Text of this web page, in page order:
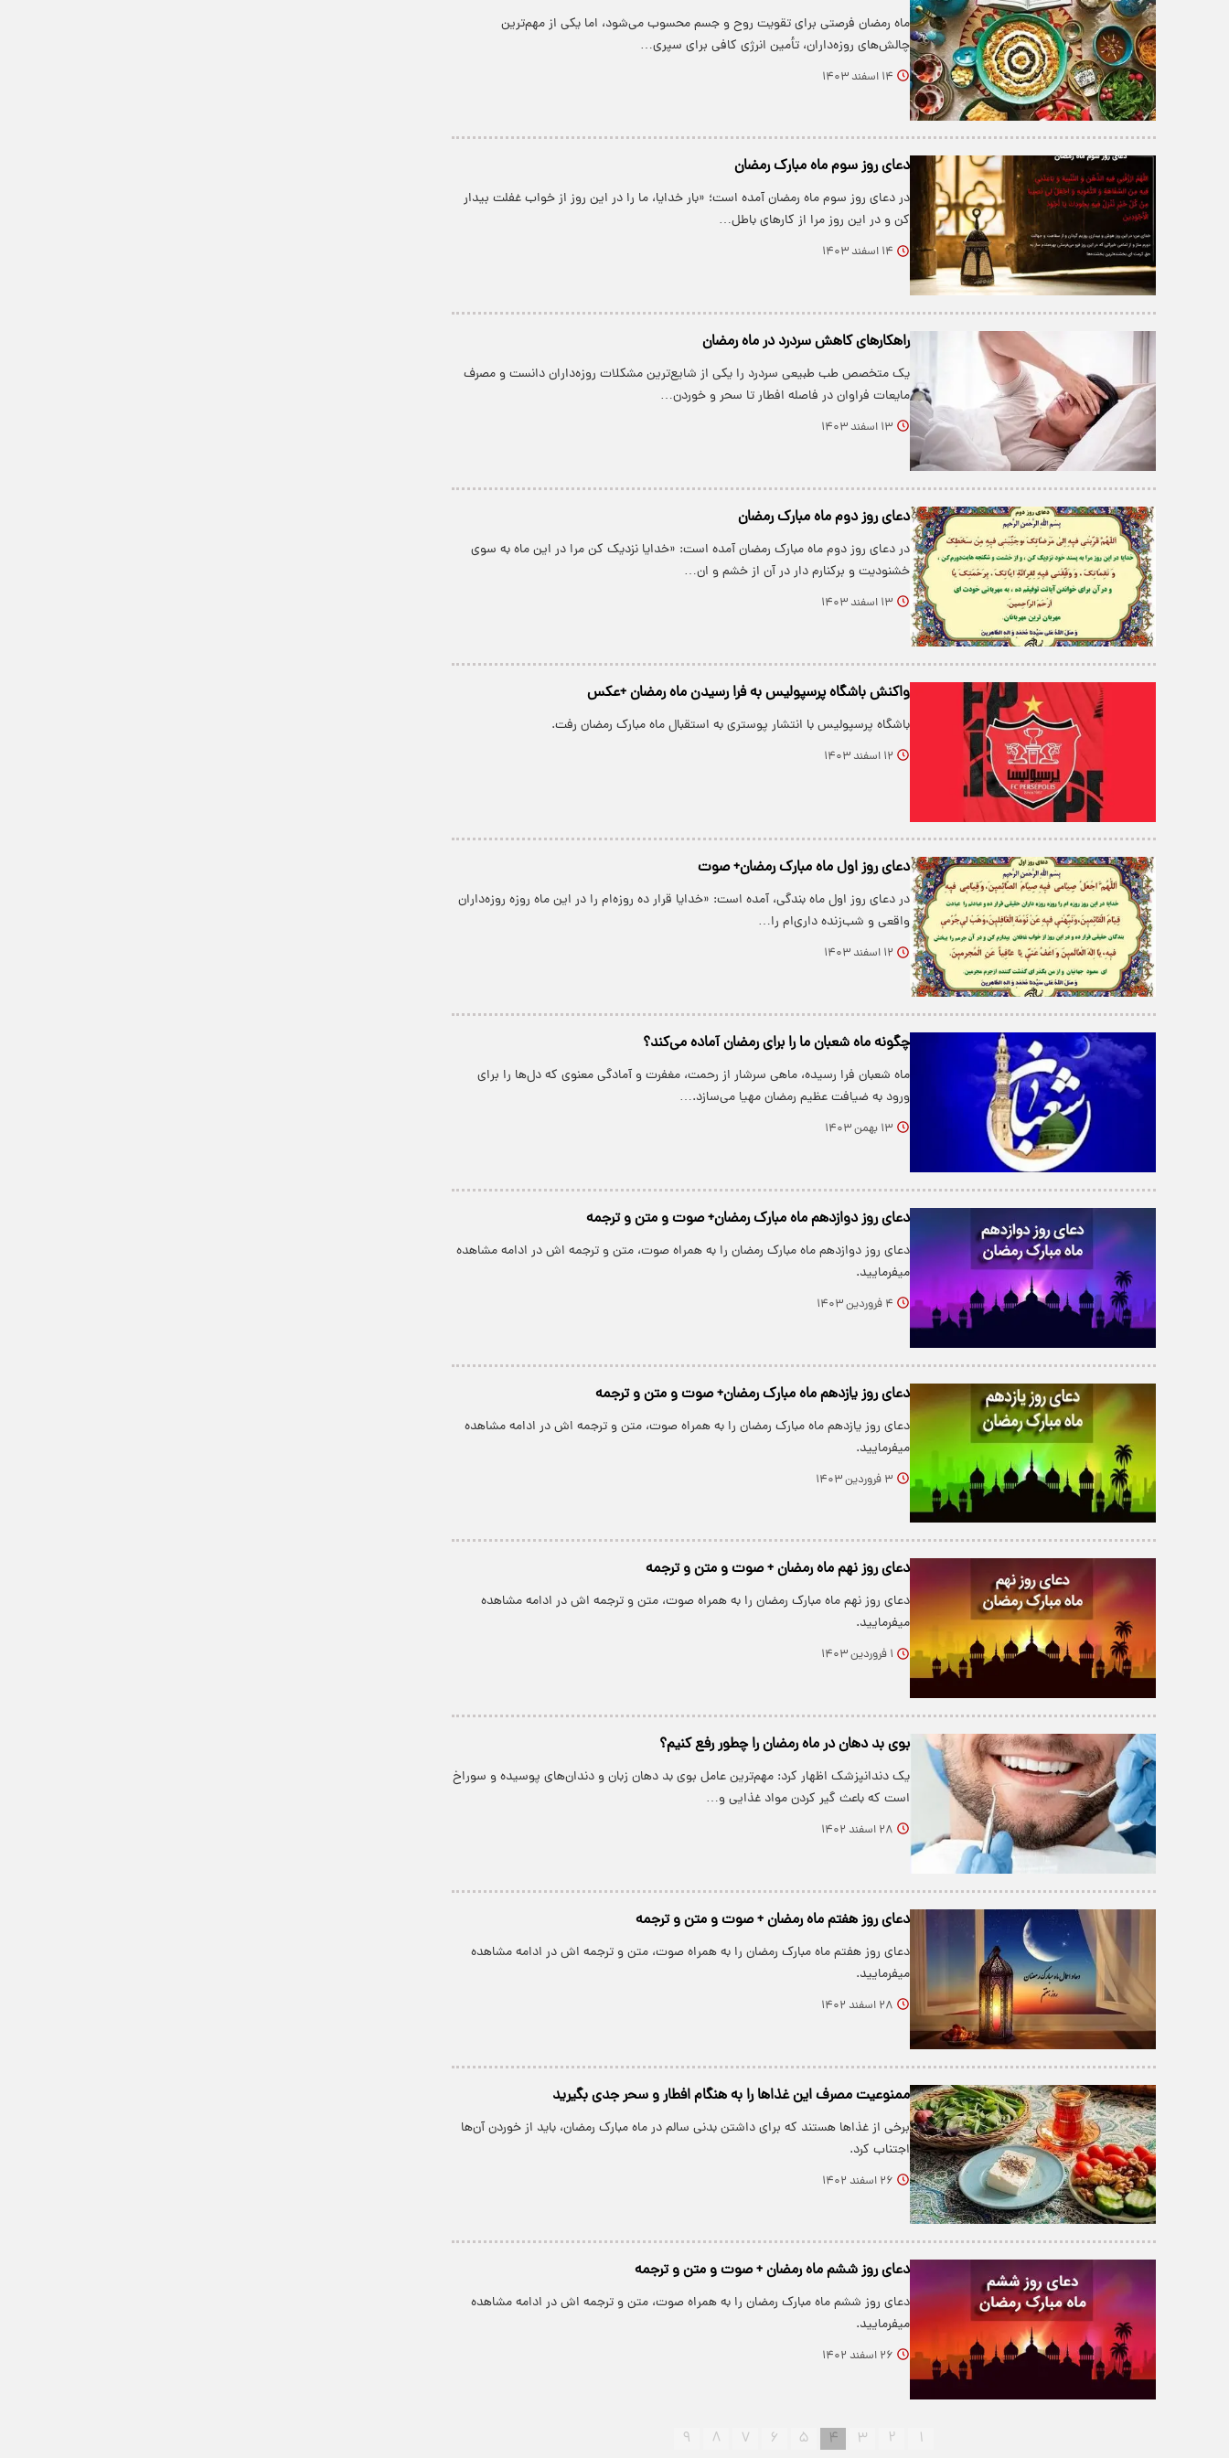
ماه رمضان فرصتی برای تقویت روح و جسم محسوب می‌شود، اما یکی از مهم‌ترین
چالش‌های روزه‌داران، تأمین انرژی کافی برای سپری…
۱۴ اسفند ۱۴۰۳
دعای روز سوم ماه مبارک رمضان
در دعای روز سوم ماه رمضان آمده است؛ «بار خدایا، ما را در این روز از خواب غفلت بیدار
کن و در این روز مرا از کارهای باطل…
۱۴ اسفند ۱۴۰۳
راهکارهای کاهش سردرد در ماه رمضان
یک متخصص طب طبیعی سردرد را یکی از شایع‌ترین مشکلات روزه‌داران دانست و مصرف
مایعات فراوان در فاصله افطار تا سحر و خوردن…
۱۳ اسفند ۱۴۰۳
دعای روز دوم ماه مبارک رمضان
در دعای روز دوم ماه مبارک رمضان آمده است: «خدایا نزدیک کن مرا در این ماه به سوی
خشنودیت و برکنارم دار در آن از خشم و ان…
۱۳ اسفند ۱۴۰۳
واکنش باشگاه پرسپولیس به فرا رسیدن ماه رمضان +عکس
باشگاه پرسپولیس با انتشار پوستری به استقبال ماه مبارک رمضان رفت.
۱۲ اسفند ۱۴۰۳
دعای روز اول ماه مبارک رمضان+ صوت
در دعای روز اول ماه بندگی، آمده است: «خدایا قرار ده روزه‌ام را در این ماه روزه روزه‌داران
واقعی و شب‌زنده‌ داری‌ام را…
۱۲ اسفند ۱۴۰۳
چگونه ماه شعبان ما را برای رمضان آماده می‌کند؟
ماه شعبان فرا رسیده، ماهی سرشار از رحمت، مغفرت و آمادگی معنوی که دل‌ها را برای
ورود به ضیافت عظیم رمضان مهیا می‌سازد.…
۱۳ بهمن ۱۴۰۳
دعای روز دوازدهم ماه مبارک رمضان+ صوت و متن و ترجمه
​دعای روز دوازدهم ماه مبارک رمضان را به همراه صوت، متن و ترجمه اش در ادامه مشاهده
میفرمایید.
۴ فروردین ۱۴۰۳
دعای روز یازدهم ماه مبارک رمضان+ صوت و متن و ترجمه
دعای روز یازدهم ماه مبارک رمضان را به همراه صوت، متن و ترجمه اش در ادامه مشاهده
میفرمایید.
۳ فروردین ۱۴۰۳
دعای روز نهم ماه رمضان + صوت و متن و ترجمه
دعای روز نهم ماه مبارک رمضان را به همراه صوت، متن و ترجمه اش در ادامه مشاهده
میفرمایید.
۱ فروردین ۱۴۰۳
بوی بد دهان در ماه رمضان را چطور رفع کنیم؟
یک دندانپزشک اظهار کرد: مهم‌ترین عامل بوی بد دهان زبان و دندان‌های پوسیده و سوراخ
است که باعث گیر کردن مواد غذایی و…
۲۸ اسفند ۱۴۰۲
دعای روز هفتم ماه رمضان + صوت و متن و ترجمه
دعای روز هفتم ماه مبارک رمضان را به همراه صوت، متن و ترجمه اش در ادامه مشاهده
میفرمایید.
۲۸ اسفند ۱۴۰۲
ممنوعیت مصرف این غذاها را به هنگام افطار و سحر جدی بگیرید
برخی از غذاها هستند که برای داشتن بدنی سالم در ماه مبارک رمضان، باید از خوردن آن‌ها
اجتناب کرد.
۲۶ اسفند ۱۴۰۲
دعای روز ششم ماه رمضان + صوت و متن و ترجمه
دعای روز ششم ماه مبارک رمضان را به همراه صوت، متن و ترجمه اش در ادامه مشاهده
میفرمایید.
۲۶ اسفند ۱۴۰۲
۱ ۲ ۳ ۴ ۵ ۶ ۷ ۸ ۹